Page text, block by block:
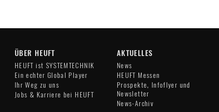
ÜBER HEUFT
HEUFT ist SYSTEMTECHNIK
Ein echter Global Player
Ihr Weg zu uns
Jobs & Karriere bei HEUFT
AKTUELLES
News
HEUFT Messen
Prospekte, Infoflyer und
Newsletter
News-Archiv